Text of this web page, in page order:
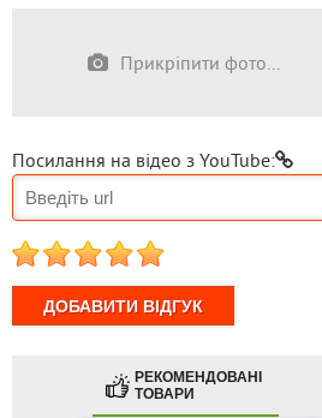
Прикріпити фото...
Посилання на відео з YouTube:
1 2 3 4 5
РЕКОМЕНДОВАНІ
ТОВАРИ